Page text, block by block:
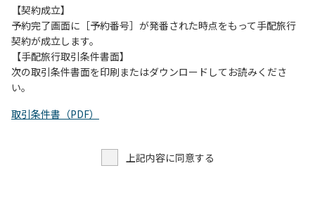
（１）川原にテントやタープを張らない。
（２）雨が降ったときは川原で遊ばない。
（３）カムイコタン公園キャンプ場で雨が降らなくても、上
流で雨が降り急に増水することがあるので、水の濁りに注意
し、濁り始めたときには直ちに川原での遊びを中止する。
（４）キャンプ場の管理者や地元住民から川についての注意
【契約成立】
予約完了画面に［予約番号］が発番された時点をもって手配旅行
契約が成立します。
【手配旅行取引条件書面】
次の取引条件書面を印刷またはダウンロードしてお読みくださ
い。
取引条件書（PDF）
上記内容に同意する